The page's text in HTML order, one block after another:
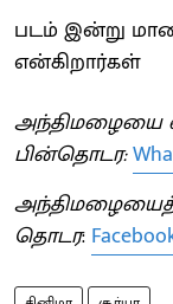
படம் இன்று
என்கிறார்கள்
அந்திமழையை
பின்தொடர:
தொடர: